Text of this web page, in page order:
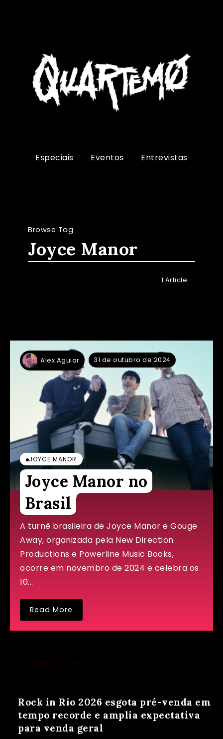
Especiais Eventos Entrevistas
Browse Tag
Joyce Manor
1 Article
Alex Aguiar 31 de outubro de 2024
JOYCE MANOR
Joyce Manor no
Brasil
A turnê brasileira de Joyce Manor e Gouge
Away, organizada pela New Direction
Productions e Powerline Music Books,
ocorre em novembro de 2024 e celebra os
10...
Read More
Rock in Rio 2026 esgota pré-venda em
tempo recorde e amplia expectativa
para venda geral